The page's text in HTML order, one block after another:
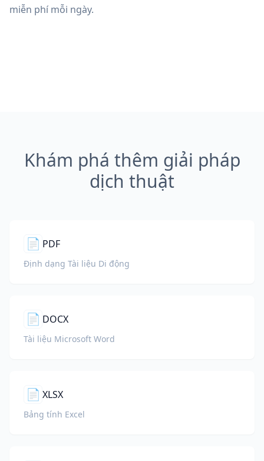
miễn phí mỗi ngày.
Khám phá thêm giải pháp
dịch thuật
📄 PDF
Định dạng Tài liệu Di động
📄 DOCX
Tài liệu Microsoft Word
📄 XLSX
Bảng tính Excel